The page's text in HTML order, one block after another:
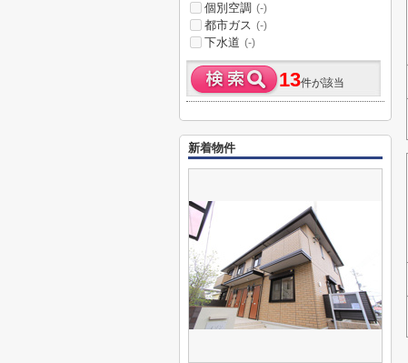
個別空調 (-)
都市ガス (-)
下水道 (-)
13件が該当
新着物件